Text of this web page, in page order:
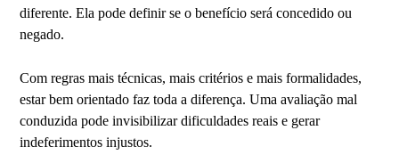
diferente. Ela pode definir se o benefício será concedido ou
negado.
Com regras mais técnicas, mais critérios e mais formalidades,
estar bem orientado faz toda a diferença. Uma avaliação mal
conduzida pode invisibilizar dificuldades reais e gerar
indeferimentos injustos.